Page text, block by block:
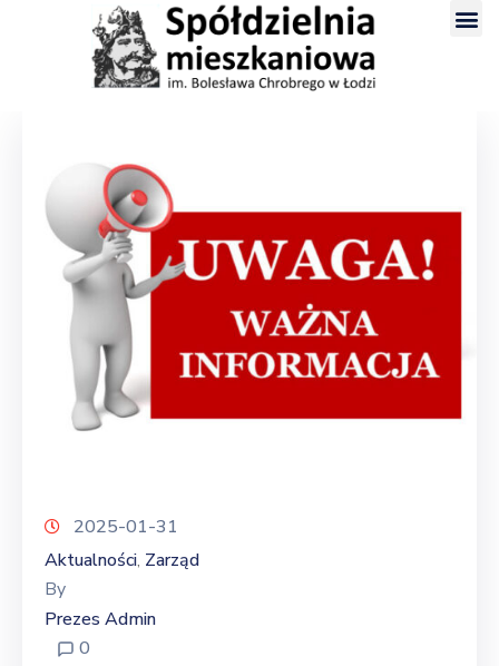
2025-01-31
Aktualności‚ Zarząd
By
Prezes Admin
0